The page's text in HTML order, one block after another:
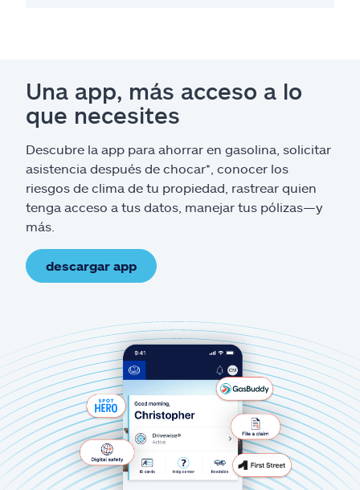
Una app, más acceso a lo
que necesites
Descubre la app para ahorrar en gasolina, solicitar
asistencia después de chocar*, conocer los
riesgos de clima de tu propiedad, rastrear quien
tenga acceso a tus datos, manejar tus pólizas—y
más.
descargar app